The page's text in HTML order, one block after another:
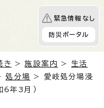
緊急情報なし
防災ポータル
き >施設案内 > 生活
処分場 > 愛岐処分場浸
6年3月）